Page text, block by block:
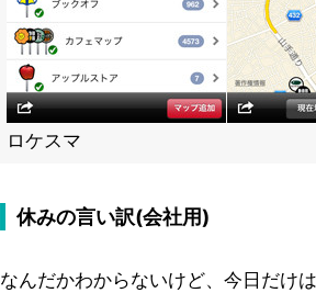
ロケスマ
休みの言い訳(会社用)
なんだかわからないけど、今日だけ